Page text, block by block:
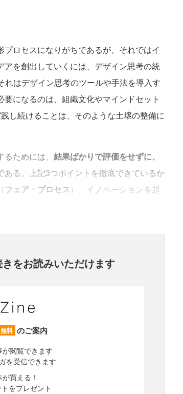
ロセスになりがちであるが、それではイ
を創出していくには、デザイン思考の統
はデザイン思考のツールや手法を導入す
になるのは、組織文化やマインドセット
し続けることは、そのような土壌の整備に
ためには、 結果ばかりで評価をせずに、
ある。上記3つポイントを徹底できているか
フェア・プロセス ）、イノベーションを起
をお読みいただけます
無料 のご案内
が閲覧できます
を受信できます
買える！
をプレゼント